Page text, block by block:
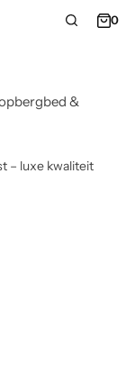
0
&
– luxe kwaliteit